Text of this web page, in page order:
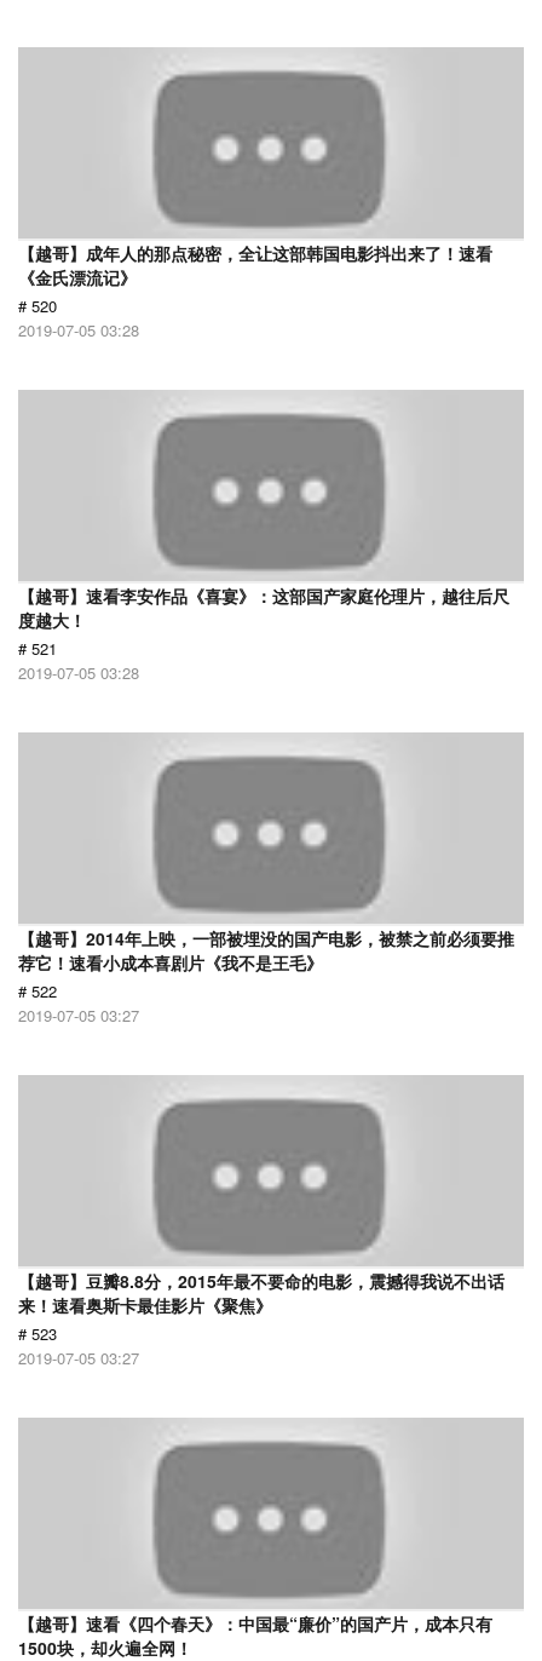
【越哥】成年人的那点秘密，全让这部韩国电影抖出来了！速看
《金氏漂流记》
# 520
2019-07-05 03:28
【越哥】速看李安作品《喜宴》：这部国产家庭伦理片，越往后尺
度越大！
# 521
2019-07-05 03:28
【越哥】2014年上映，一部被埋没的国产电影，被禁之前必须要推
荐它！速看小成本喜剧片《我不是王毛》
# 522
2019-07-05 03:27
【越哥】豆瓣8.8分，2015年最不要命的电影，震撼得我说不出话
来！速看奥斯卡最佳影片《聚焦》
# 523
2019-07-05 03:27
【越哥】速看《四个春天》：中国最“廉价”的国产片，成本只有
1500块，却火遍全网！